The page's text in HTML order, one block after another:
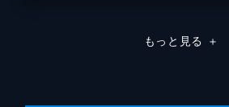
デラ。尾行を撒くため田寺家のマヨイガに入
もっと見る ＋